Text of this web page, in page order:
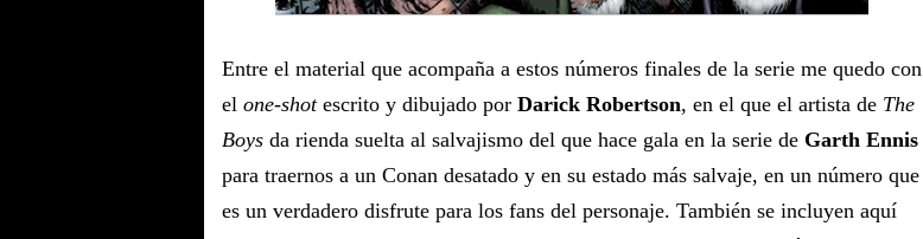
Entre el material que acompaña a estos números finales de la serie me quedo con
el one-shotescrito y dibujado por Darick Robertson, en el que el artista de The
Boys da rienda suelta al salvajismo del que hace gala en la serie de Garth Ennis
para traernos a un Conan desatado y en su estado más salvaje, en un número que
es un verdadero disfrute para los fans del personaje. También se incluyen aquí